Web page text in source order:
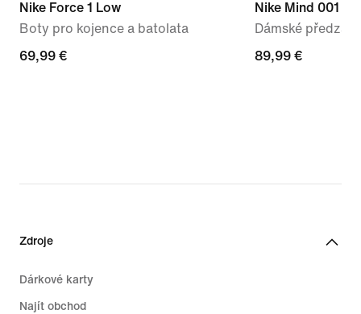
Nike Force 1 Low
Boty pro kojence a batolata
69,99 €
69,99 €
Nike Mind 001
Dámské
89,99 €
89,99 €
Zdroje
Dárkové karty
Najít obchod